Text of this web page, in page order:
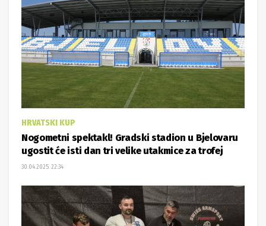
HRVATSKI KUP
Nogometni spektakl! Gradski stadion u Bjelovaru
ugostit će isti dan tri velike utakmice za trofej
30.04.2025. 22:34